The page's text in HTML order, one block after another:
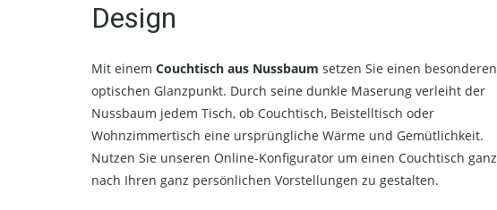
Design
Mit einem Couchtisch aus Nussbaum setzen Sie einen besonderen
optischen Glanzpunkt. Durch seine dunkle Maserung verleiht der
Nussbaum jedem Tisch, ob Couchtisch, Beistelltisch oder
Wohnzimmertisch eine ursprüngliche Wärme und Gemütlichkeit.
Nutzen Sie unseren Online-Konfigurator um einen Couchtisch ganz
nach Ihren ganz persönlichen Vorstellungen zu gestalten.